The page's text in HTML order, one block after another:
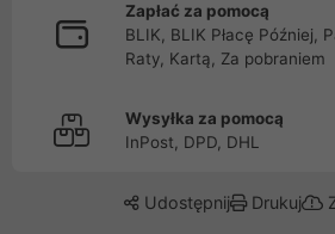
Zapłać za pomocą
BLIK, BLIK Płacę Później,
Raty, Kartą, Za pobraniem
Wysyłka za pomocą
InPost, DPD, DHL
Udostępnij Drukuj